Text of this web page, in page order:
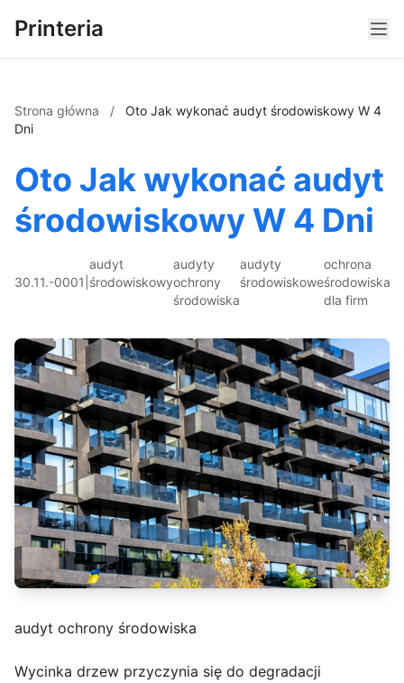
Printeria
Strona główna /
Oto Jak wykonać audyt środowiskowy W 4
Dni
Oto Jak wykonać audyt
środowiskowy W 4 Dni
30.11.-0001
audyt
środowiskowy
audyty
ochrony
środowiska
audyty
środowiskowe
ochrona
środowiska
dla firm
audyt ochrony środowiska
Wycinka drzew przyczynia się do degradacji